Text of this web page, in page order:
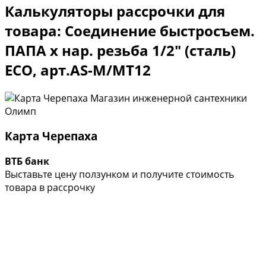
Калькуляторы рассрочки для
товара: Соединение быстросъем.
ПАПА х нар. резьба 1/2″ (сталь)
ECO, арт.AS-M/MT12
Карта Черепаха
ВТБ банк
Выставьте цену ползунком и получите стоимость
товара в рассрочку